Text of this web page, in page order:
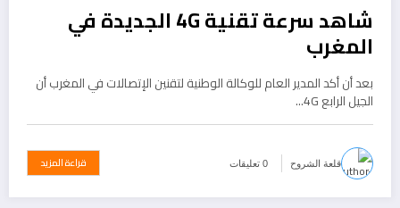
شاهد سرعة تقنية 4G الجديدة في
المغرب
بعد أن أكد المدير العام للوكالة الوطنية لتقنين الإتصالات في المغرب أن
الجيل الرابع 4G…
قلعة الشروح 0 تعليقات قراءة المزيد